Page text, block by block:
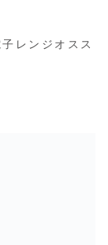
レンジオスス